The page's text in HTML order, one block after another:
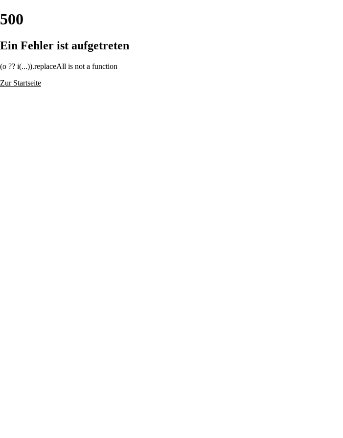
500
Ein Fehler ist aufgetreten
(o ?? i(...)).replaceAll is not a function
Zur Startseite